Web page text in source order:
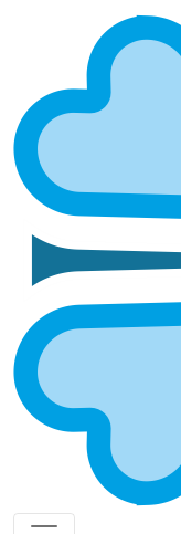
ГЛАВНАЯ
Епархией
Ветлужский
РАБОТЫ
Социальное
Социальный
Руководитель: